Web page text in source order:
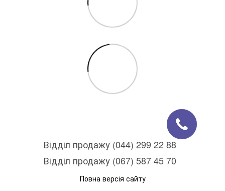
Відділ продажу (044) 299 22 88
Відділ продажу (067) 587 45 70
Повна версія сайту